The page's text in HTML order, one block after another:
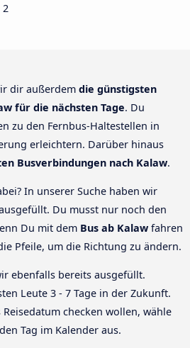
2
dir außerdem die günstigsten
für die nächsten Tage. Du
zu den Fernbus-Haltestellen in
erleichtern. Darüber hinaus
Busverbindungen nach Kalaw.
In unserer Suche haben wir
Du musst nur noch den
Du mit dem Bus ab Kalaw fahren
Pfeile, um die Richtung zu ändern.
ebenfalls bereits ausgefüllt.
Leute 3 - 7 Tage in der Zukunft.
checken wollen, wähle
Tag im Kalender aus.